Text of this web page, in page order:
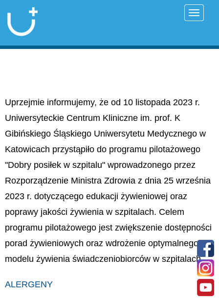
Uprzejmie informujemy, że od 10 listopada 2023 r.
Uniwersyteckie Centrum Kliniczne im. prof. K
Gibińskiego Śląskiego Uniwersytetu Medycznego w
Katowicach przystąpiło do programu pilotażowego
"Dobry posiłek w szpitalu" wprowadzonego przez
Rozporządzenie Ministra Zdrowia z dnia 25 września
2023 r. dotyczącego edukacji żywieniowej oraz
poprawy jakości żywienia w szpitalach. Celem
programu pilotażowego jest zwiększenie dostępności
porad żywieniowych oraz wdrożenie optymalnego
modelu żywienia świadczeniobiorców w szpitalach.
ALERGENY